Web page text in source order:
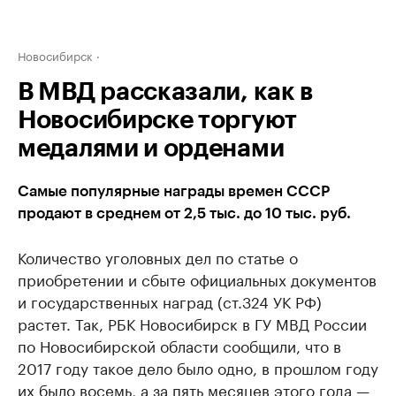
Новосибирск
В МВД рассказали, как в
Новосибирске торгуют
медалями и орденами
Самые популярные награды времен СССР
продают в среднем от 2,5 тыс. до 10 тыс. руб.
Количество уголовных дел по статье о
приобретении и сбыте официальных документов
и государственных наград (ст.324 УК РФ)
растет. Так, РБК Новосибирск в ГУ МВД России
по Новосибирской области сообщили, что в
2017 году такое дело было одно, в прошлом году
их было восемь, а за пять месяцев этого года —